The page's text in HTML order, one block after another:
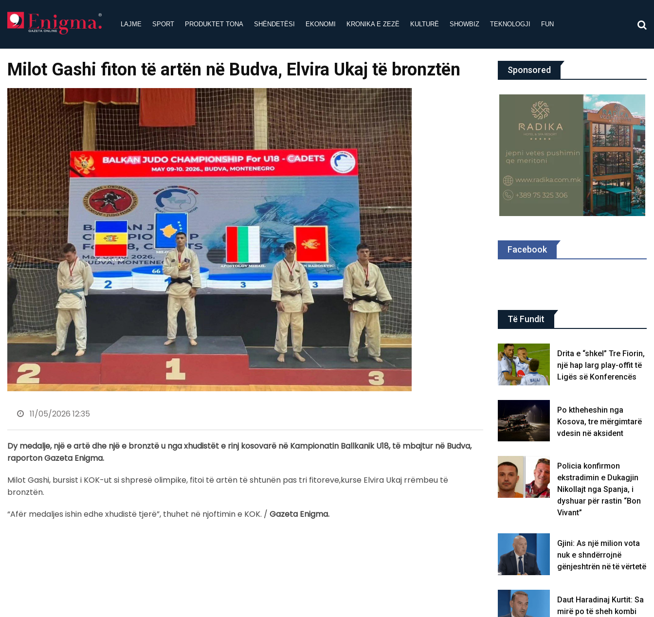
content
LAJME SPORT PRODUKTET TONA SHËNDETËSI EKONOMI KRONIKA E ZEZË KULTURË SHOWBIZ TEKNOLOGJI FUN
Milot Gashi fiton të artën në Budva, Elvira Ukaj të bronztën
11/05/2026 12:35
Dy medalje, një e artë dhe një e bronztë u nga xhudistët e rinj kosovarë në Kampionatin Ballkanik U18, të mbajtur në Budva,
raporton Gazeta Enigma.
Milot Gashi, bursist i KOK-ut si shpresë olimpike, fitoi të artën të shtunën pas tri fitoreve,kurse Elvira Ukaj rrëmbeu të
bronztën.
“Afër medaljes ishin edhe xhudistë tjerë”, thuhet në njoftimin e KOK. / Gazeta Enigma.
Sponsored
Facebook
Të Fundit
Drita e “shkel” Tre Fiorin,
një hap larg play-offit të
Ligës së Konferencës
Po ktheheshin nga
Kosova, tre mërgimtarë
vdesin në aksident
Policia konfirmon
ekstradimin e Dukagjin
Nikollajt nga Spanja, i
dyshuar për rastin “Bon
Vivant”
Gjini: As një milion vota
nuk e shndërrojnë
gënjeshtrën në të vërtetë
Daut Haradinaj Kurtit: Sa
mirë po të sheh kombi